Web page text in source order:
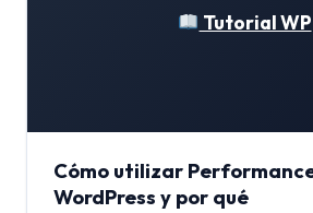
Tutorial WP
Cómo utilizar
WordPress y por qué